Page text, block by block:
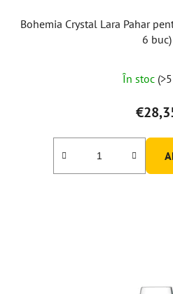
Bohemia Crystal Lara Pahar
6 buc)
În stoc